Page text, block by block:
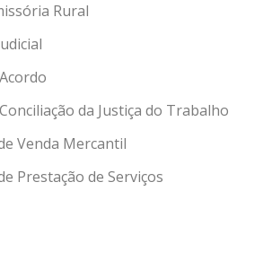
Rural
da Justiça do Trabalho
Venda Mercantil
Prestação de Serviços